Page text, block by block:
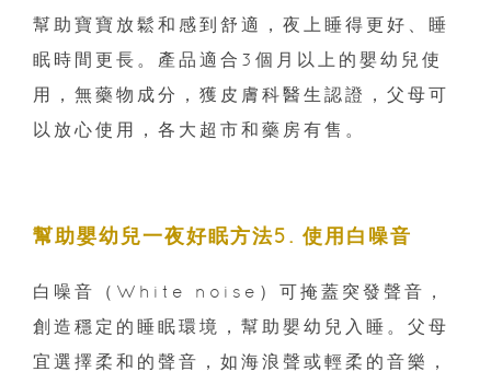
幫助寶寶放鬆和感到舒適，夜上睡得更好、睡
眠時間更長。產品適合3個月以上的嬰幼兒使
用，無藥物成分，獲皮膚科醫生認證，父母可
以放心使用，各大超市和藥房有售。
幫助嬰幼兒一夜好眠方法5. 使用白噪音
白噪音（White noise）可掩蓋突發聲音，
創造穩定的睡眠環境，幫助嬰幼兒入睡。父母
宜選擇柔和的聲音，如海浪聲或輕柔的音樂，